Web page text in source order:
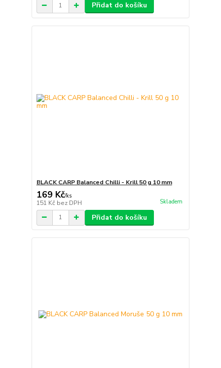
Přidat do košíku
BLACK CARP Balanced Chilli - Krill 50 g 10 mm
169 Kč/ks
151 Kč bez DPH Skladem
Přidat do košíku